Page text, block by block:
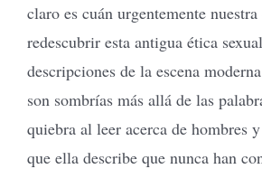
claro es cuán urgentemente
redescubrir esta antigua ética
descripciones de la escena
son sombrías más allá de las
quiebra al leer acerca de hombres
que ella describe que nunca han